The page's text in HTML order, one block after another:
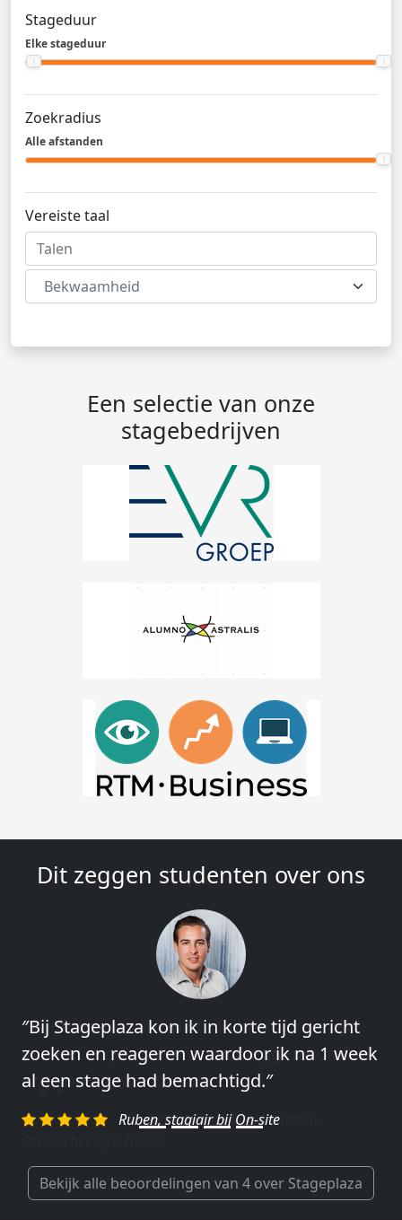
Stageduur
Elke stageduur
Zoekradius
Alle afstanden
Vereiste taal
Bekwaamheid
Een selectie van onze
stagebedrijven
Dit zeggen studenten over ons
″Vooral de snelheid en de betrokkenheid
van het regelen en contact leggen vond ik
erg goed.″
Charlotte, Market Segmentation
Bekijk alle beoordelingen van 4 over Stageplaza